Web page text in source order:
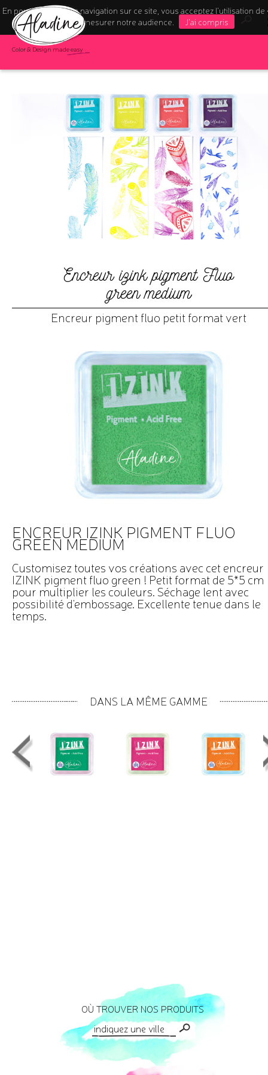
En poursuivant votre navigation sur ce site, vous acceptez l’utilisation de
pour mesurer notre audience.
J'ai compris
Color & Design made easy
Encreur izink pigment Fluo
green medium
Encreur pigment fluo petit format vert
ENCREUR IZINK PIGMENT FLUO
GREEN MEDIUM
Customisez toutes vos créations avec cet encreur
IZINK pigment fluo green ! Petit format de 5*5 cm
pour multiplier les couleurs. Séchage lent avec
possibilité d'embossage. Excellente tenue dans le
temps.
DANS LA MÊME GAMME
OÙ TROUVER NOS PRODUITS